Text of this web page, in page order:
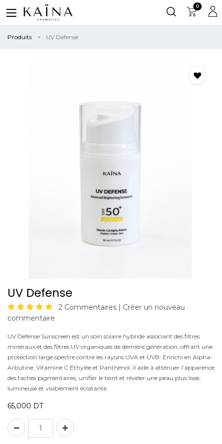
0
Produits UV Defense
UV Defense
2 Commentaires | Créer un nouveau
commentaire
UV Defense Sunscreen est un soin solaire hybride associant des filtres
minéraux et des filtres UV organiques de dernière génération, offrant une
protection large spectre contre les rayons UVA et UVB. Enrichi en Alpha-
Arbutine, Vitamine C Éthylée et Panthénol, il aide à atténuer l’apparence
des taches pigmentaires, unifier le teint et révéler une peau plus lisse,
lumineuse et visiblement éclatante.
65,000 DT